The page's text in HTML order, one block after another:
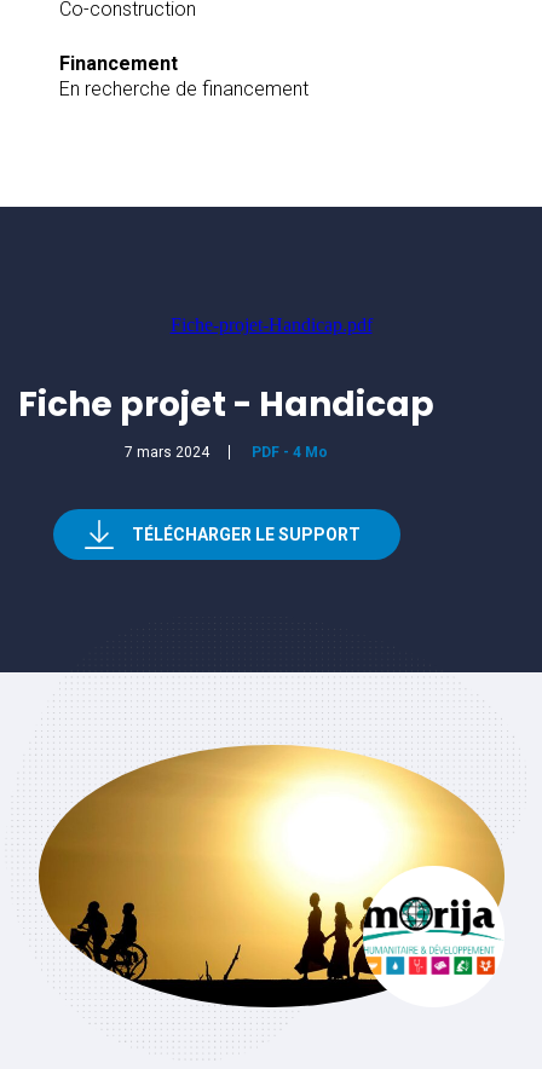
Co-construction
Financement
En recherche de financement
Fiche-projet-Handicap.pdf
Fiche projet - Handicap
7 mars 2024 PDF - 4 Mo
TÉLÉCHARGER LE SUPPORT